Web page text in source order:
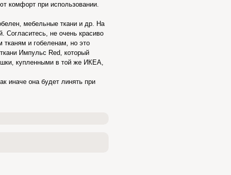
комфорт при использовании.
мебельные ткани и др. На
Согласитесь, не очень красиво
и гобеленам, но это
Импульс Red, который
купленными в той же ИКЕА,
иначе она будет линять при